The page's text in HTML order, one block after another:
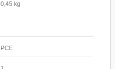
0,45 kg
PCE